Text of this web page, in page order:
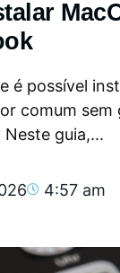
é possível
comum sem
guia,...
4:57 am